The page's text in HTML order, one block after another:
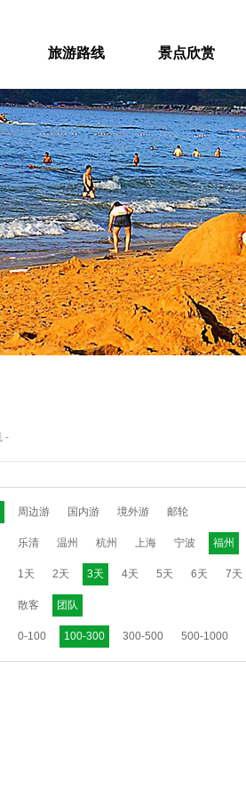
旅游路线 景点欣赏
-
周边游 国内游 境外游 邮轮
乐清 温州 杭州 上海 宁波 福州
1天 2天 3天 4天 5天 6天 7天
散客 团队
0-100 100-300 300-500 500-1000